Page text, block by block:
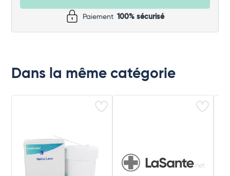
Paiement 100% sécurisé
Dans la même catégorie